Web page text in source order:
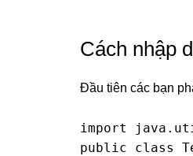
Cách nhập
Đầu tiên các bạn
import
public class